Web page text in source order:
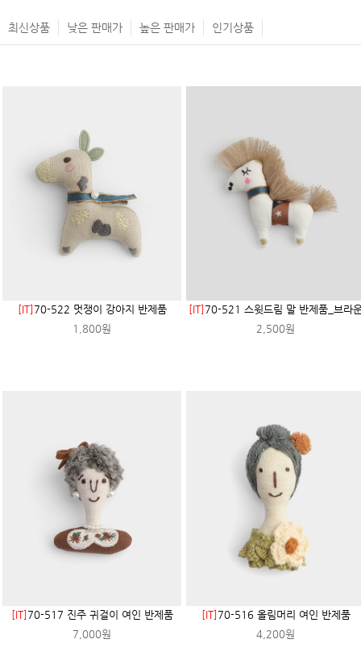
최신상품 낮은 판매가 높은 판매가 인기상품
[IT] 70-522 멋쟁이 강아지 반제품
1,800원
[IT] 70-521 스윗드림 말 반제품_브라
2,500원
[IT] 70-517 진주 귀걸이 여인 반제품
7,000원
[IT] 70-516 올림머리 여인 반제품
4,200원